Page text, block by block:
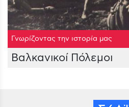
Γνωρίζοντας την ιστορία μας
Βαλκανικοί Πόλεμοι